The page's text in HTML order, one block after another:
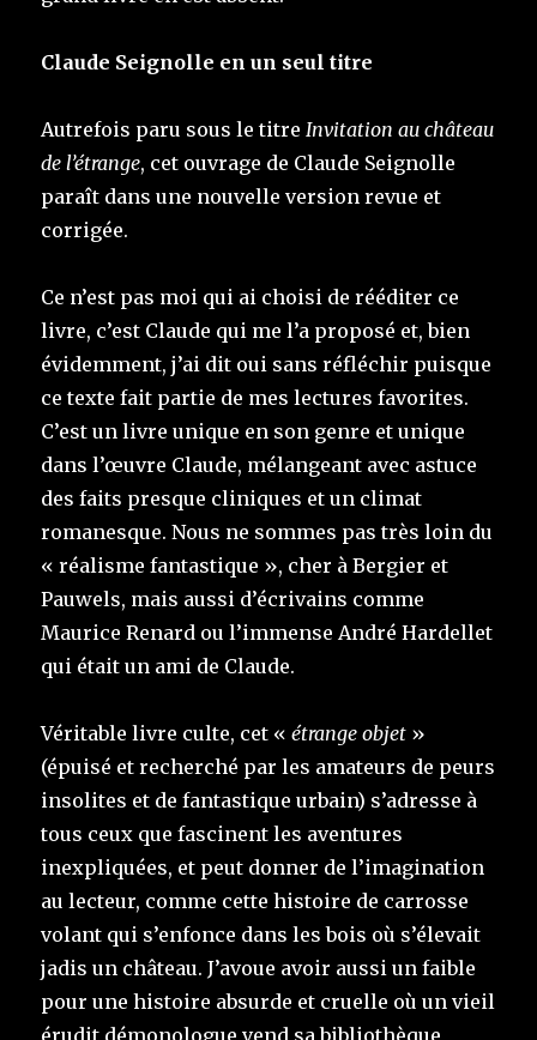
Claude Seignolle en un seul titre
Autrefois paru sous le titre Invitation au château
de l’étrange, cet ouvrage de Claude Seignolle
paraît dans une nouvelle version revue et
corrigée.
Ce n’est pas moi qui ai choisi de rééditer ce
livre, c’est Claude qui me l’a proposé et, bien
évidemment, j’ai dit oui sans réfléchir puisque
ce texte fait partie de mes lectures favorites.
C’est un livre unique en son genre et unique
dans l’œuvre Claude, mélangeant avec astuce
des faits presque cliniques et un climat
romanesque. Nous ne sommes pas très loin du
« réalisme fantastique », cher à Bergier et
Pauwels, mais aussi d’écrivains comme
Maurice Renard ou l’immense André Hardellet
qui était un ami de Claude.
Véritable livre culte, cet «étrange objet »
(épuisé et recherché par les amateurs de peurs
insolites et de fantastique urbain) s’adresse à
tous ceux que fascinent les aventures
inexpliquées, et peut donner de l’imagination
au lecteur, comme cette histoire de carrosse
volant qui s’enfonce dans les bois où s’élevait
jadis un château. J’avoue avoir aussi un faible
pour une histoire absurde et cruelle où un vieil
érudit démonologue vend sa bibliothèque